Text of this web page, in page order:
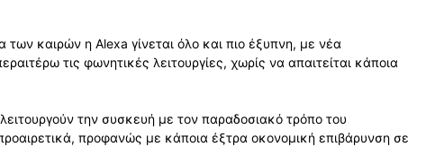
των καιρών η Alexa γίνεται όλο και πιο έξυπνη, με νέα
τις φωνητικές λειτουργίες, χωρίς να απαιτείται κάποια
την συσκευή με τον παραδοσιακό τρόπο του
προαιρετικά, προφανώς με κάποια έξτρα οκονομική επιβάρυνση σε